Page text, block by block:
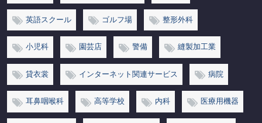
英語スクール ゴルフ場 整形外科
小児科 園芸店 警備 縫製加工業
貸衣裳 インターネット関連サービス 病院
耳鼻咽喉科 高等学校 内科 医療用機器